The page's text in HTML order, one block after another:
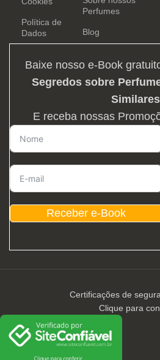
Política de
Dados
Perfumes
Blog
Baixe nosso e-Book
Segredos sobre
Similares
E receba nossas
Receber e-Book
Certificações de
Clique para